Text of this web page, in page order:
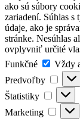
ako sú súbory
zariadení. Súhlas
údaje, ako je
stránke. Nesúhlas
ovplyvniť určité
Funkčné
Vždy
Predvoľby
Štatistiky
Marketing